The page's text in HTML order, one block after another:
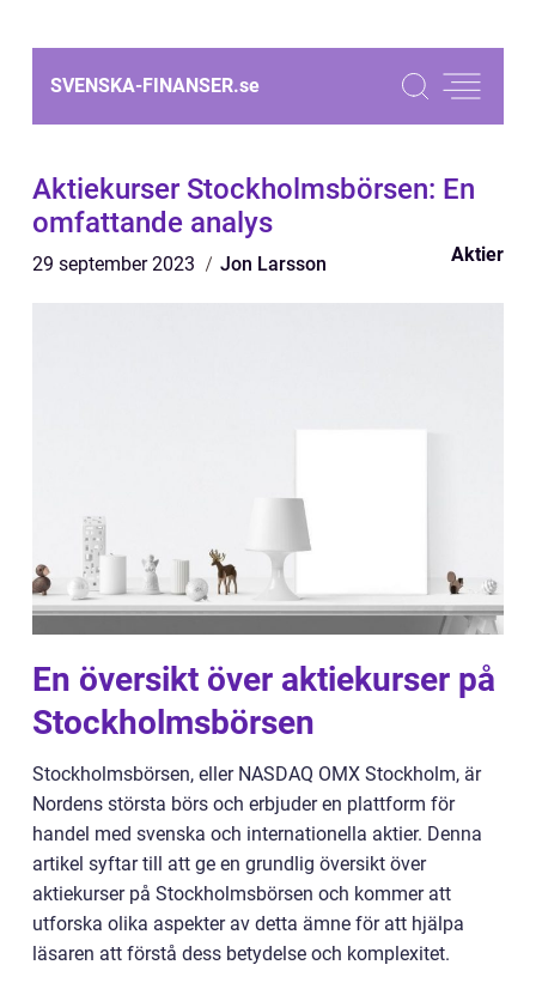
SVENSKA-FINANSER.se
Aktiekurser Stockholmsbörsen: En
omfattande analys
29 september 2023 Jon Larsson Aktier
En översikt över aktiekurser på
Stockholmsbörsen
Stockholmsbörsen, eller NASDAQ OMX Stockholm, är
Nordens största börs och erbjuder en plattform för
handel med svenska och internationella aktier. Denna
artikel syftar till att ge en grundlig översikt över
aktiekurser på Stockholmsbörsen och kommer att
utforska olika aspekter av detta ämne för att hjälpa
läsaren att förstå dess betydelse och komplexitet.